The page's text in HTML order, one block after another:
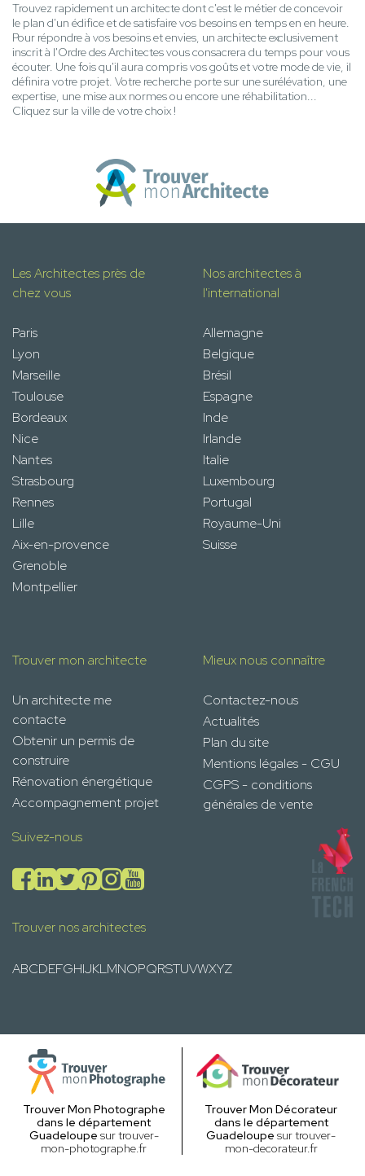
Trouvez rapidement un architecte dont c'est le métier de concevoir
le plan d'un édifice et de satisfaire vos besoins en temps en en heure.
Pour répondre à vos besoins et envies, un architecte exclusivement
inscrit à l'Ordre des Architectes vous consacrera du temps pour vous
écouter. Une fois qu'il aura compris vos goûts et votre mode de vie, il
définira votre projet. Votre recherche porte sur une surélévation, une
expertise, une mise aux normes ou encore une réhabilitation...
Cliquez sur la ville de votre choix !
Les Architectes près de
chez vous
Paris
Lyon
Marseille
Toulouse
Bordeaux
Nice
Nantes
Strasbourg
Rennes
Lille
Aix-en-provence
Grenoble
Montpellier
Nos architectes à
l'international
Allemagne
Belgique
Brésil
Espagne
Inde
Irlande
Italie
Luxembourg
Portugal
Royaume-Uni
Suisse
Trouver mon architecte
Un architecte me
contacte
Obtenir un permis de
construire
Rénovation énergétique
Accompagnement projet
Mieux nous connaître
Contactez-nous
Actualités
Plan du site
Mentions légales - CGU
CGPS - conditions
générales de vente
Suivez-nous
Trouver nos architectes
ABCDEFGHIJKLMNOPQRSTUVWXYZ
Trouver Mon Photographe
dans le département
Guadeloupe sur trouver-
mon-photographe.fr
Trouver Mon Décorateur
dans le département
Guadeloupe sur trouver-
mon-decorateur.fr